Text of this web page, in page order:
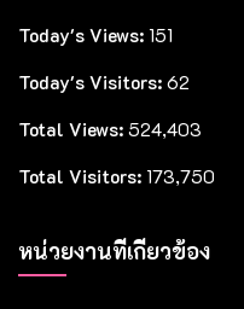
Today's Views: 151
Today's Visitors: 62
Total Views: 524,403
Total Visitors: 173,750
หน่วยงานที่เกี่ยวข้อง